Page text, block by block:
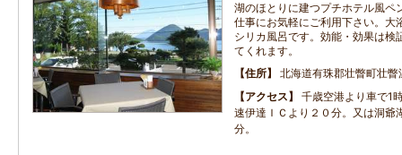
湖のほとりに建つプチホテル風ペ
仕事にお気軽にご利用下さい。大
シリカ風呂です。効能・効果は検
てくれます。
住所
北海道有珠郡壮瞥町壮瞥
アクセス
千歳空港より車で1
速伊達ＩＣより２０分。又は洞爺
分。